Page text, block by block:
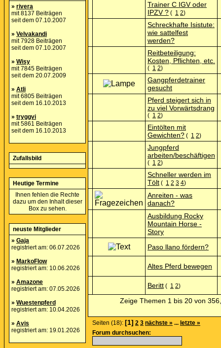
» rivera
mit 8137 Beiträgen
seit dem 07.10.2007
» Velvakandi
mit 7928 Beiträgen
seit dem 07.10.2007
» Wisy
mit 7845 Beiträgen
seit dem 20.07.2009
» Atli
mit 6805 Beiträgen
seit dem 16.10.2013
» tryggvi
mit 5861 Beiträgen
seit dem 16.10.2013
Zufallsbild
Heutige Termine
Ihnen fehlen die Rechte
dazu um den Inhalt dieser
Box zu sehen.
neuste Mitglieder
» Gaja
registriert am: 06.07.2026
» MarkoFlow
registriert am: 10.06.2026
» Amazone
registriert am: 07.05.2026
» Wuestenpferd
registriert am: 10.04.2026
» Avis
registriert am: 19.01.2026
Trainer C IGV oder
IPZV ? ( 1 2)
Schreckhafte Isistute:
wie sattelfest
werden?
Reitbeteiligung:
Kosten, Pflichten, etc.
( 1 2)
Gangpferdetrainer
gesucht
Pferd steigert sich in
zu viel Vorwärtsdrang
( 1 2)
Eintölten mit
Gewichten? ( 1 2)
Jungpferd
arbeiten/beschäftigen
( 1 2)
Schneller werden im
Tölt ( 1 2 3 4)
Anreiten - was
danach?
Ausbildung Rocky
Mountain Horse -
Story
Paso llano fördern?
Altes Pferd bewegen
Beritt ( 1 2)
Zeige Themen 1 bis 20 von
Seiten (18): [1] 2 3 nächste » ... letzte »
Forum durchsuchen: